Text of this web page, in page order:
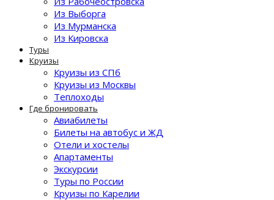
Из Выборга
Из Мурманска
Из Кировска
Туры
Круизы
Круизы из СПб
Круизы из Москвы
Теплоходы
Где бронировать
Авиабилеты
Билеты на автобус и ЖД
Отели и хостелы
Апартаменты
Экскурсии
Туры по России
Круизы по Карелии